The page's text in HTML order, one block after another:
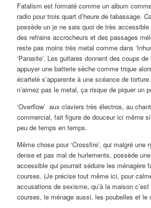
Fatalism est formaté comme un album
radio pour trois quart d’heure de tabassage.
possède un je ne sais quoi de très
des refrains accrocheurs et des passages
reste pas moins très metal comme dans
‘Parasite’. Les guitares donnent des coups
appuyer une batterie sèche comme trique
écartelé s’apparente à une scéance de
n’aimez pas le metal, ça risque de piquer un
‘Overflow’ aux claviers très électros, au
commercial, fait figure de douceur ici même
peu de temps en temps.
Même chose pour ‘Crossfire’, qui malgré une
dense et pas mal de hurlements, possède
accessible qui pourrait séduire les ménagère
courses. (Je précise tout même ici, pour
accusations de sexisme, qu’à la maison
courses, le ménage aussi, les poubelles et